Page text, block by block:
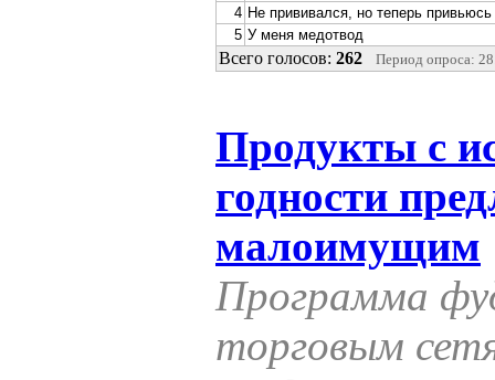
4 Не прививался, но теперь привьюсь
5 У меня медотвод
Всего голосов: 262 Период опроса:
Продукты с
годности
малоимущим
Программа
торговым